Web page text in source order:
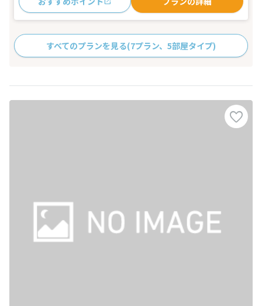
すべてのプランを見る(7プラン、5部屋タイプ)